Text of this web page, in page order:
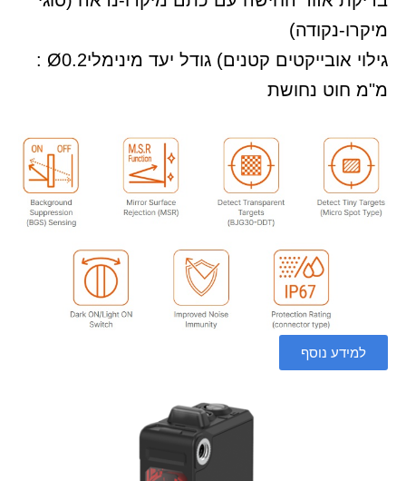
מיקרו-נקודה)
גילוי אובייקטים קטנים( גודל יעד מינימלי: Ø0.2
מ"מ חוט נחושת
למידע נוסף